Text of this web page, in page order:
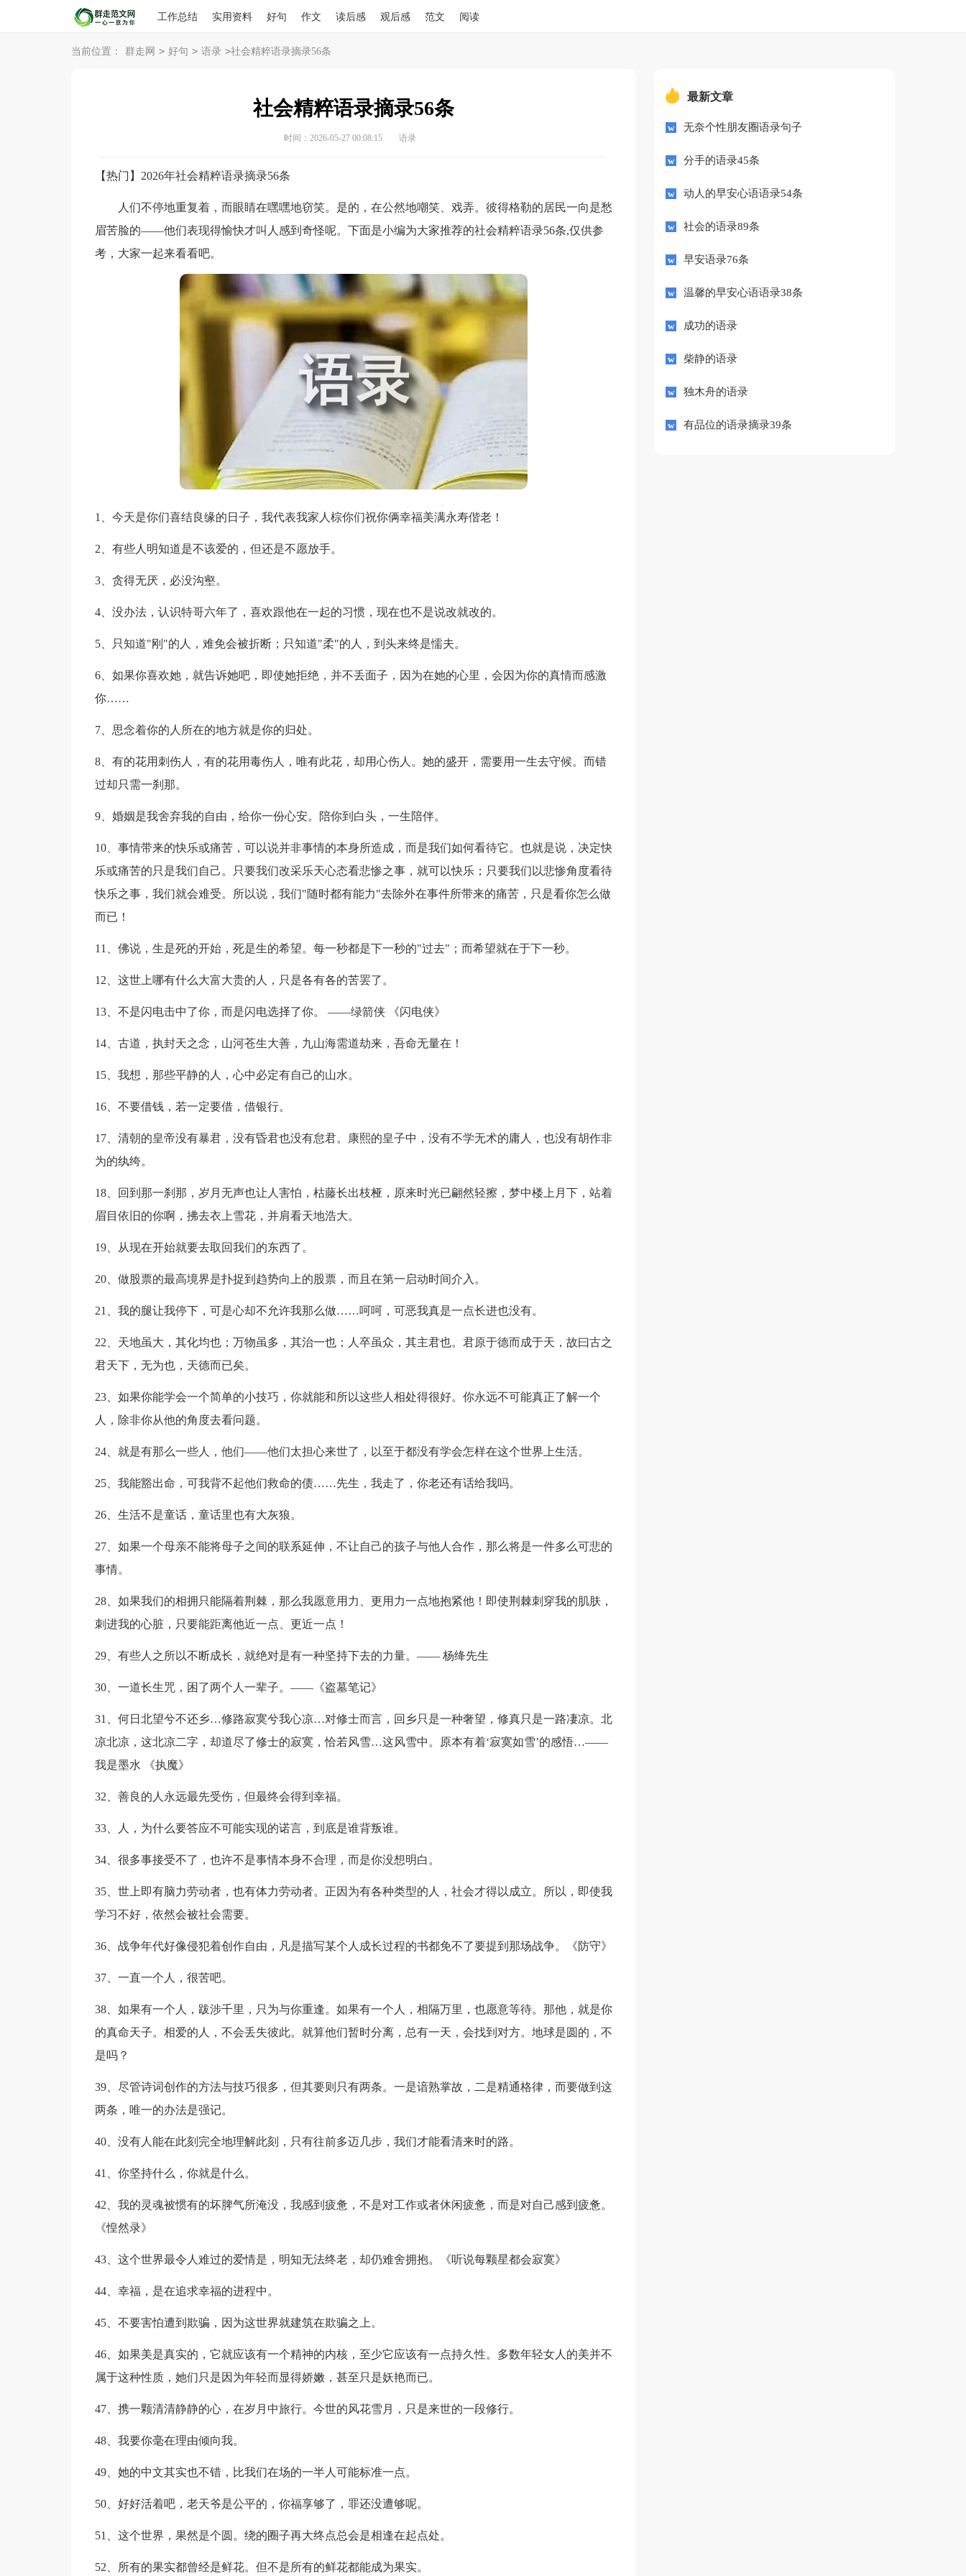
工作总结 实用资料 好句 作文 读后感 观后感 范文 阅读
当前位置： 群走网 > 好句 > 语录 >社会精粹语录摘录56条
社会精粹语录摘录56条
时间：2026-05-27 00:08:15 语录
【热门】2026年社会精粹语录摘录56条
人们不停地重复着，而眼睛在嘿嘿地窃笑。是的，在公然地嘲笑、戏弄。彼得格勒的居民一向是愁
眉苦脸的——他们表现得愉快才叫人感到奇怪呢。下面是小编为大家推荐的社会精粹语录56条,仅供参
考，大家一起来看看吧。
1、今天是你们喜结良缘的日子，我代表我家人棕你们祝你俩幸福美满永寿偕老！
2、有些人明知道是不该爱的，但还是不愿放手。
3、贪得无厌，必没沟壑。
4、没办法，认识特哥六年了，喜欢跟他在一起的习惯，现在也不是说改就改的。
5、只知道"刚"的人，难免会被折断；只知道"柔"的人，到头来终是懦夫。
6、如果你喜欢她，就告诉她吧，即使她拒绝，并不丢面子，因为在她的心里，会因为你的真情而感激
你……
7、思念着你的人所在的地方就是你的归处。
8、有的花用刺伤人，有的花用毒伤人，唯有此花，却用心伤人。她的盛开，需要用一生去守候。而错
过却只需一刹那。
9、婚姻是我舍弃我的自由，给你一份心安。陪你到白头，一生陪伴。
10、事情带来的快乐或痛苦，可以说并非事情的本身所造成，而是我们如何看待它。也就是说，决定快
乐或痛苦的只是我们自己。只要我们改采乐天心态看悲惨之事，就可以快乐；只要我们以悲惨角度看待
快乐之事，我们就会难受。所以说，我们"随时都有能力"去除外在事件所带来的痛苦，只是看你怎么做
而已！
11、佛说，生是死的开始，死是生的希望。每一秒都是下一秒的"过去"；而希望就在于下一秒。
12、这世上哪有什么大富大贵的人，只是各有各的苦罢了。
13、不是闪电击中了你，而是闪电选择了你。 ——绿箭侠 《闪电侠》
14、古道，执封天之念，山河苍生大善，九山海需道劫来，吾命无量在！
15、我想，那些平静的人，心中必定有自己的山水。
16、不要借钱，若一定要借，借银行。
17、清朝的皇帝没有暴君，没有昏君也没有怠君。康熙的皇子中，没有不学无术的庸人，也没有胡作非
为的纨绔。
18、回到那一刹那，岁月无声也让人害怕，枯藤长出枝桠，原来时光已翩然轻擦，梦中楼上月下，站着
眉目依旧的你啊，拂去衣上雪花，并肩看天地浩大。
19、从现在开始就要去取回我们的东西了。
20、做股票的最高境界是扑捉到趋势向上的股票，而且在第一启动时间介入。
21、我的腿让我停下，可是心却不允许我那么做……呵呵，可恶我真是一点长进也没有。
22、天地虽大，其化均也；万物虽多，其治一也；人卒虽众，其主君也。君原于德而成于天，故曰古之
君天下，无为也，天德而已矣。
23、如果你能学会一个简单的小技巧，你就能和所以这些人相处得很好。你永远不可能真正了解一个
人，除非你从他的角度去看问题。
24、就是有那么一些人，他们——他们太担心来世了，以至于都没有学会怎样在这个世界上生活。
25、我能豁出命，可我背不起他们救命的债……先生，我走了，你老还有话给我吗。
26、生活不是童话，童话里也有大灰狼。
27、如果一个母亲不能将母子之间的联系延伸，不让自己的孩子与他人合作，那么将是一件多么可悲的
事情。
28、如果我们的相拥只能隔着荆棘，那么我愿意用力、更用力一点地抱紧他！即使荆棘刺穿我的肌肤，
刺进我的心脏，只要能距离他近一点、更近一点！
29、有些人之所以不断成长，就绝对是有一种坚持下去的力量。—— 杨绛先生
30、一道长生咒，困了两个人一辈子。——《盗墓笔记》
31、何日北望兮不还乡…修路寂寞兮我心凉…对修士而言，回乡只是一种奢望，修真只是一路凄凉。北
凉北凉，这北凉二字，却道尽了修士的寂寞，恰若风雪…这风雪中。原本有着‘寂寞如雪’的感悟…——
我是墨水 《执魔》
32、善良的人永远最先受伤，但最终会得到幸福。
33、人，为什么要答应不可能实现的诺言，到底是谁背叛谁。
34、很多事接受不了，也许不是事情本身不合理，而是你没想明白。
35、世上即有脑力劳动者，也有体力劳动者。正因为有各种类型的人，社会才得以成立。所以，即使我
学习不好，依然会被社会需要。
36、战争年代好像侵犯着创作自由，凡是描写某个人成长过程的书都免不了要提到那场战争。《防守》
37、一直一个人，很苦吧。
38、如果有一个人，跋涉千里，只为与你重逢。如果有一个人，相隔万里，也愿意等待。那他，就是你
的真命天子。相爱的人，不会丢失彼此。就算他们暂时分离，总有一天，会找到对方。地球是圆的，不
是吗？
39、尽管诗词创作的方法与技巧很多，但其要则只有两条。一是谙熟掌故，二是精通格律，而要做到这
两条，唯一的办法是强记。
40、没有人能在此刻完全地理解此刻，只有往前多迈几步，我们才能看清来时的路。
41、你坚持什么，你就是什么。
42、我的灵魂被惯有的坏脾气所淹没，我感到疲惫，不是对工作或者休闲疲惫，而是对自己感到疲惫。
《惶然录》
43、这个世界最令人难过的爱情是，明知无法终老，却仍难舍拥抱。《听说每颗星都会寂寞》
44、幸福，是在追求幸福的进程中。
45、不要害怕遭到欺骗，因为这世界就建筑在欺骗之上。
46、如果美是真实的，它就应该有一个精神的内核，至少它应该有一点持久性。多数年轻女人的美并不
属于这种性质，她们只是因为年轻而显得娇嫩，甚至只是妖艳而已。
47、携一颗清清静静的心，在岁月中旅行。今世的风花雪月，只是来世的一段修行。
48、我要你毫在理由倾向我。
49、她的中文其实也不错，比我们在场的一半人可能标准一点。
50、好好活着吧，老天爷是公平的，你福享够了，罪还没遭够呢。
51、这个世界，果然是个圆。绕的圈子再大终点总会是相逢在起点处。
52、所有的果实都曾经是鲜花。但不是所有的鲜花都能成为果实。
最新文章
无奈个性朋友圈语录句子
分手的语录45条
动人的早安心语语录54条
社会的语录89条
早安语录76条
温馨的早安心语语录38条
成功的语录
柴静的语录
独木舟的语录
有品位的语录摘录39条